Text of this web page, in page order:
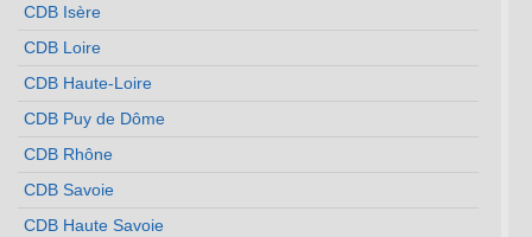
CDB Isère
CDB Loire
CDB Haute-Loire
CDB Puy de Dôme
CDB Rhône
CDB Savoie
CDB Haute Savoie